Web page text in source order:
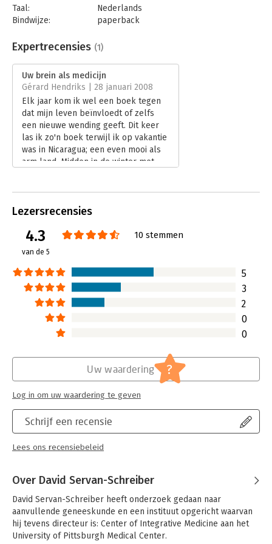
Taal:
Nederlands
Bindwijze:
paperback
Uitgever:
Kosmos Uitgevers
Verschijningsdatum:
22-8-2017
Hoofdrubriek: Psychologie
Expertrecensies (1)
Uw brein als medicijn
Gérard Hendriks | 28 januari 2008
Elk jaar kom ik wel een boek tegen
dat mijn leven beïnvloedt of zelfs
een nieuwe wending geeft. Dit keer
las ik zo'n boek terwijl ik op vakantie
was in Nicaragua; een even mooi als
arm land. Midden in de winter met
me goed en vol energie, terwijl ik in
door een licht depressief gevoel.
Lees verder
Lezersrecensies
4.3
van de 5
10 stemmen
5
3
2
0
0
Schrijf een recensie
Lees ons recensiebeleid
Uw waardering ?
Log in om uw waardering te geven
Over David Servan-Schreiber
David Servan-Schreiber heeft onderzoek gedaan naar
aanvullende geneeskunde en een instituut opgericht waarvan
hij tevens directeur is: Center of Integrative Medicine aan het
University of Pittsburgh Medical Center.